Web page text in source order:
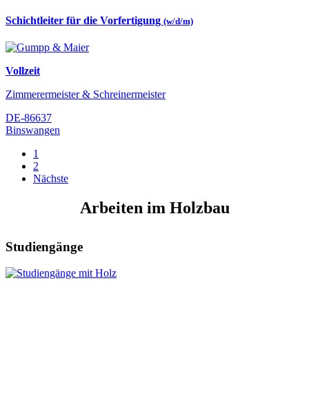
Schichtleiter für die Vorfertigung (w/d/m)
Vollzeit
Zimmerermeister & Schreinermeister
DE-86637
Binswangen
1
2
Nächste
Arbeiten im Holzbau
Studiengänge